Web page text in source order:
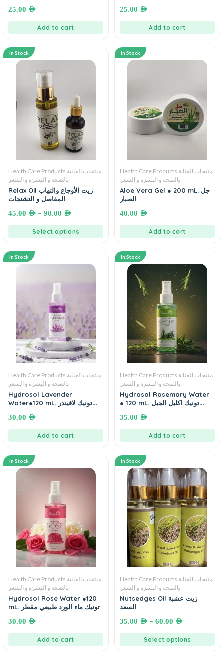
25.00 AED
Add to cart
الحروق
25.00 AED
Add to cart
In Stock
Health Care Products منتجات العناية
بالصحة و البشرة و الشعر
Relax Oil زيت الأوجاع والتهاب
المفاصل و التشنجات
45.00 AED – 90.00 AED
Select options
In Stock
Health Care Products منتجات العناية
بالصحة و البشرة و الشعر
Aloe Vera Gel ● 200 mL. جل
الصبار
40.00 AED
Add to cart
In Stock
Health Care Products منتجات العناية
بالصحة و البشرة و الشعر
Hydrosol Lavender
Water●120 mL. تونيك لافيندر
30.00 AED
Add to cart
In Stock
Health Care Products منتجات العناية
بالصحة و البشرة و الشعر
Hydrosol Rosemary Water
● 120 mL. تونيك اكليل الجبل
35.00 AED
Add to cart
In Stock
Health Care Products منتجات العناية
بالصحة و البشرة و الشعر
Hydrosol Rose Water ●120
mL. تونيك ماء الورد طبيعي مقطر
30.00 AED
Add to cart
In Stock
Health Care Products منتجات العناية
بالصحة و البشرة و الشعر
Nutsedges Oil زيت عشبة
السعد
35.00 AED – 60.00 AED
Select options